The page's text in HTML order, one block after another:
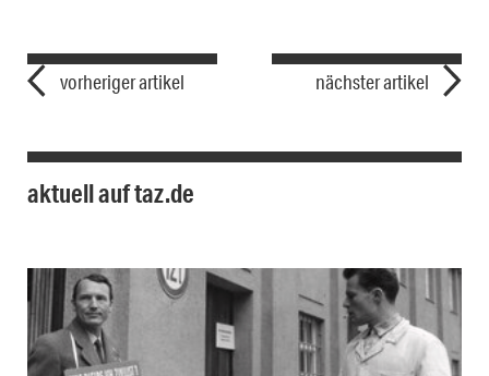
vorheriger artikel nächster artikel
aktuell auf taz.de